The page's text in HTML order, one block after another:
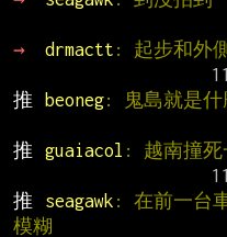
→
drmactt : 起步和外
推
beoneg: 鬼島就是什
推
guaiacol : 越南撞死
推
seagawk : 在前一台
模糊